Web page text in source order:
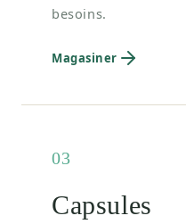
besoins.
Magasiner
03
Capsules